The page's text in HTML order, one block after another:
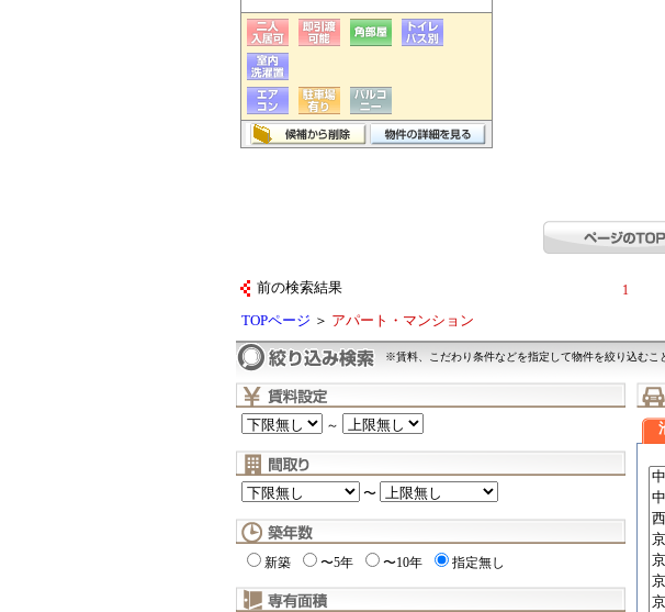
前の検索結果 1
TOPページ ＞ アパート・マンション
※賃料、こだわり条件などを指定して物件を絞り込むこ
～
〜
新築 〜5年 〜10年 指定無し